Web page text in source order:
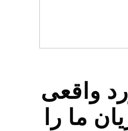
واقعی
ما را